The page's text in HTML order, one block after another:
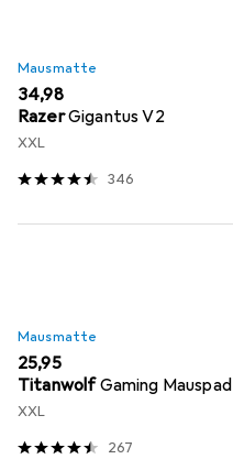
Mausmatte
EUR
34,98
RazerGigantus V2
XXL
346
Mausmatte
EUR
25,95
TitanwolfGaming Mauspad
XXL
267